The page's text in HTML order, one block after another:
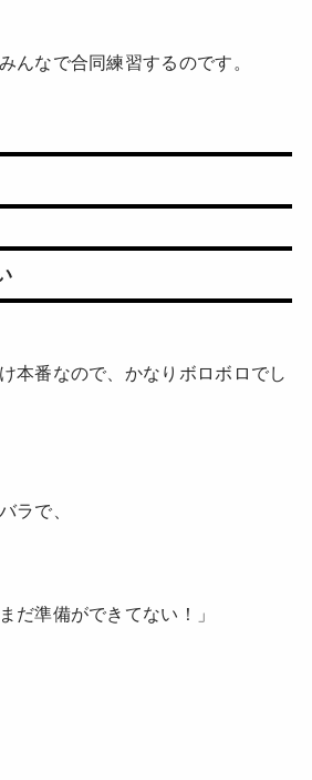
んなで合同練習するのです。
本番なので、かなりボロボロでし
ラで、
だ準備ができてない！」